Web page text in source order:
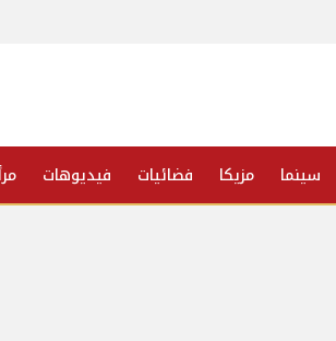
سينما مزيكا فضائيات فيديوهات